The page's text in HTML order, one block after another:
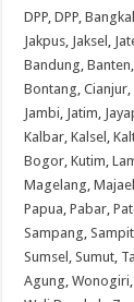
DPP ,DPP ,
Jakpus Jaksel
Bandung ,Banten
Bontang ,Cianjur
Jambi Jatim
Kalbar ,Kalsel ,
Bogor ,Kutim ,
Magelang ,
Papua ,Pabar ,
Sampang ,Sampit
Sumsel ,Sumut
Agung ,Wonogiri